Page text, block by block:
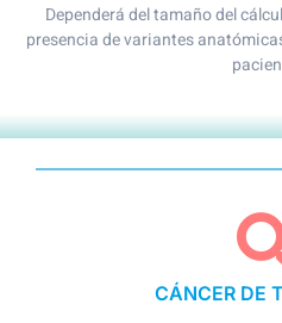
Dependerá del tamaño del
presencia de variantes
CÁNCER DE